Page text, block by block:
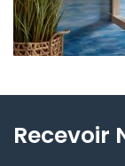
Recevoir